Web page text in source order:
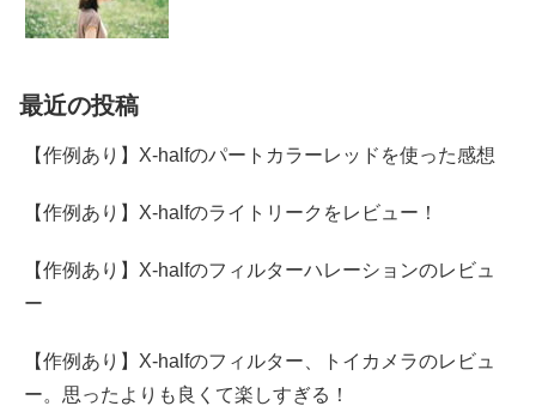
最近の投稿
【作例あり】X-halfのパートカラーレッドを使った感想
【作例あり】X-halfのライトリークをレビュー！
【作例あり】X-halfのフィルターハレーションのレビュ
ー
【作例あり】X-halfのフィルター、トイカメラのレビュ
ー。思ったよりも良くて楽しすぎる！